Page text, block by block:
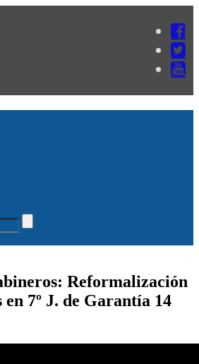
Reformalización
en 7º J. de Garantía 14